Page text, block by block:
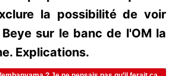
la possibilité de voir
sur le banc de l'OM la
Explications.